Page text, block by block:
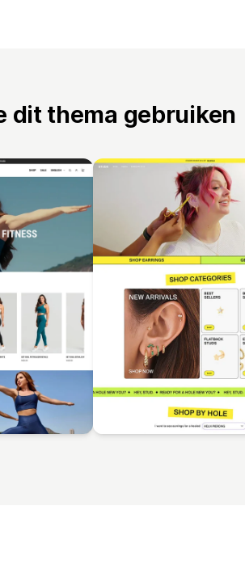
dit thema gebruiken